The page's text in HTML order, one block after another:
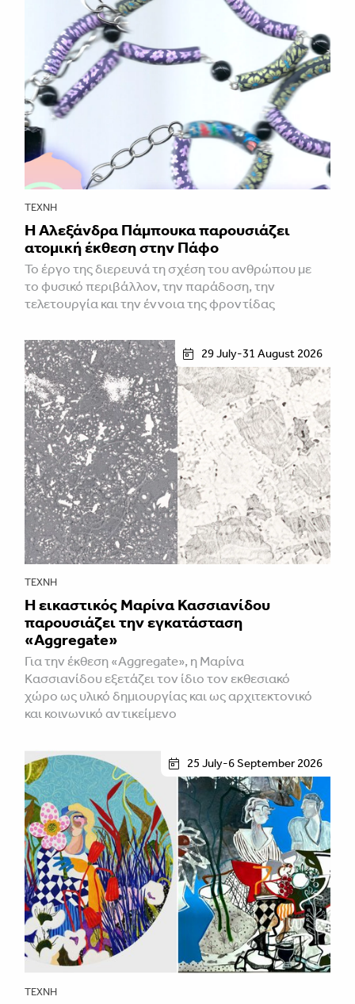
ΤΈΧΝΗ
Η Αλεξάνδρα Πάμπουκα παρουσιάζει
ατομική έκθεση στην Πάφο
Το έργο της διερευνά τη σχέση του ανθρώπου με
το φυσικό περιβάλλον, την παράδοση, την
τελετουργία και την έννοια της φροντίδας
29 July-31 August 2026
ΤΈΧΝΗ
Η εικαστικός Μαρίνα Κασσιανίδου
παρουσιάζει την εγκατάσταση
«Aggregate»
Για την έκθεση «Aggregate», η Μαρίνα
Κασσιανίδου εξετάζει τον ίδιο τον εκθεσιακό
χώρο ως υλικό δημιουργίας και ως αρχιτεκτονικό
και κοινωνικό αντικείμενο
25 July-6 September 2026
ΤΈΧΝΗ